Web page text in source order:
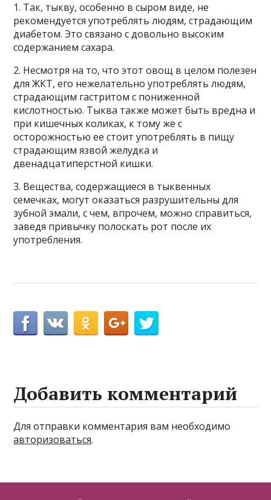
1. Так, тыкву, особенно в сыром виде, не
рекомендуется употреблять людям, страдающим
диабетом. Это связано с довольно высоким
содержанием сахара.
2. Несмотря на то, что этот овощ в целом полезен
для ЖКТ, его нежелательно употреблять людям,
страдающим гастритом с пониженной
кислотностью. Тыква также может быть вредна и
при кишечных коликах, к тому же с
осторожностью ее стоит употреблять в пищу
страдающим язвой желудка и
двенадцатиперстной кишки.
3. Вещества, содержащиеся в тыквенных
семечках, могут оказаться разрушительны для
зубной эмали, с чем, впрочем, можно справиться,
заведя привычку полоскать рот после их
употребления.
Добавить комментарий
Для отправки комментария вам необходимо
авторизоваться.